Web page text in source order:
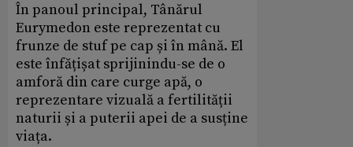
În panoul principal, Tânărul
Eurymedon este reprezentat cu
frunze de stuf pe cap și în mână. El
este înfățișat sprijinindu-se de o
amforă din care curge apă, o
reprezentare vizuală a fertilității
naturii și a puterii apei de a susține
viața.